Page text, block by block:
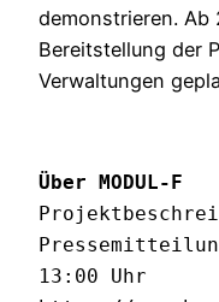
demonstrieren. Ab
Bereitstellung der
Verwaltungen
Über MODUL-F
13:00 Uhr